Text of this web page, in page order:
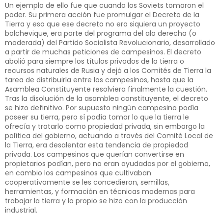
Un ejemplo de ello fue que cuando los Soviets tomaron el
poder. Su primera acción fue promulgar el Decreto de la
Tierra y eso que ese decreto no era siquiera un proyecto
bolchevique, era parte del programa del ala derecha (o
moderada) del Partido Socialista Revolucionario, desarrollado
a partir de muchas peticiones de campesinos. El decreto
abolió para siempre los títulos privados de la tierra o
recursos naturales de Rusia y dejó a los Comités de Tierra la
tarea de distribuirla entre los campesinos, hasta que la
Asamblea Constituyente resolviera finalmente la cuestión.
Tras la disolución de la asamblea constituyente, el decreto
se hizo definitivo. Por supuesto ningún campesino podía
poseer su tierra, pero sí podía tomar lo que la tierra le
ofrecía y tratarlo como propiedad privada, sin embargo la
política del gobierno, actuando a través del Comité Local de
la Tierra, era desalentar esta tendencia de propiedad
privada. Los campesinos que querían convertirse en
propietarios podían, pero no eran ayudados por el gobierno,
en cambio los campesinos que cultivaban
cooperativamente se les concedieron, semillas,
herramientas, y formación en técnicas modernas para
trabajar la tierra y lo propio se hizo con la producción
industrial.